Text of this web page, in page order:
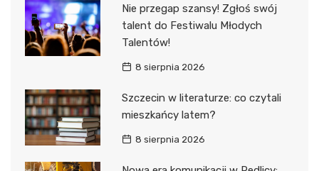
Nie przegap szansy! Zgłoś swój
talent do Festiwalu Młodych
Talentów!
8 sierpnia 2026
Szczecin w literaturze: co czytali
mieszkańcy latem?
8 sierpnia 2026